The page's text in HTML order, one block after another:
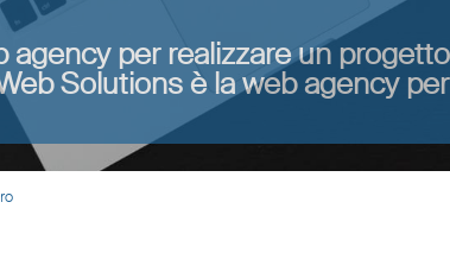
agency per realizzare un
Solutions è la web agency